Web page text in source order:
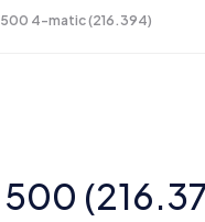
500 4-matic (216.394)